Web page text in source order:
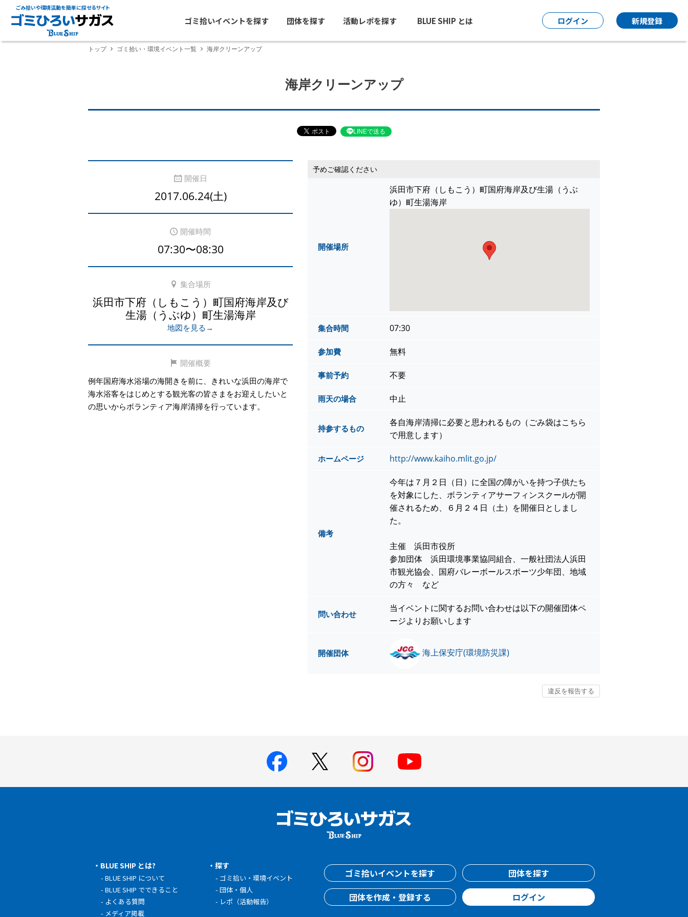
ごみ拾いや環境活動を簡単に探せるサイト
ゴミ拾いイベントを探す 団体を探す 活動レポを探す BLUE SHIP とは ログイン 新規登録
トップ ゴミ拾い・環境イベント一覧 海岸クリーンアップ
海岸クリーンアップ
LINEで送る
開催日
2017.06.24(土)
開催時間
07:30〜08:30
集合場所
浜田市下府（しもこう）町国府海岸及び
生湯（うぶゆ）町生湯海岸
地図を見る→
開催概要
例年国府海水浴場の海開きを前に、きれいな浜田の海岸で
海水浴客をはじめとする観光客の皆さまをお迎えしたいと
の思いからボランティア海岸清掃を行っています。
予めご確認ください
開催場所
浜田市下府（しもこう）町国府海岸及び生湯（うぶ
ゆ）町生湯海岸
集合時間 07:30
参加費 無料
事前予約 不要
雨天の場合 中止
持参するもの
各自海岸清掃に必要と思われるもの（ごみ袋はこちら
で用意します）
ホームページ http://www.kaiho.mlit.go.jp/
備考
今年は７月２日（日）に全国の障がいを持つ子供たち
を対象にした、ボランティアサーフィンスクールが開
催されるため、６月２４日（土）を開催日としまし
た。
主催 浜田市役所
参加団体 浜田環境事業協同組合、一般社団法人浜田
市観光協会、国府バレーボールスポーツ少年団、地域
の方々 など
問い合わせ
当イベントに関するお問い合わせは以下の開催団体ペ
ージよりお願いします
開催団体 海上保安庁(環境防災課)
BLUE SHIP とは?
BLUE SHIP について
BLUE SHIP でできること
よくある質問
メディア掲載
探す
ゴミ拾い・環境イベント
団体・個人
レポ（活動報告）
ゴミ拾いイベントを探す
団体を探す
団体を作成・登録する
ログイン